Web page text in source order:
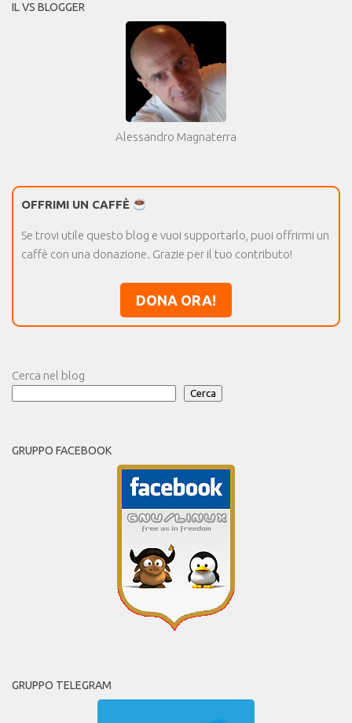
IL VS BLOGGER
Alessandro Magnaterra
OFFRIMI UN CAFFÈ
Se trovi utile questo blog e vuoi supportarlo, puoi offrirmi un
caffè con una donazione. Grazie per il tuo contributo!
DONA ORA!
Cerca nel blog
Cerca
GRUPPO FACEBOOK
GRUPPO TELEGRAM